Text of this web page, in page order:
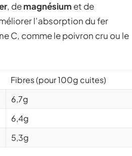
, demagnésium et de
l’absorption du fer
C, comme le poivron cru ou le
Fibres (pour 100g cuites)
6,7g
6,4g
5,3g